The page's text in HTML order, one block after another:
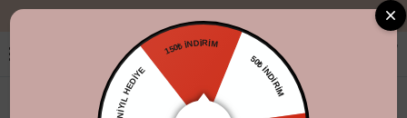
"Aynı gün
150₺ İNDİRİM
50₺ İNDİRİM
YENİYIL HEDİYE